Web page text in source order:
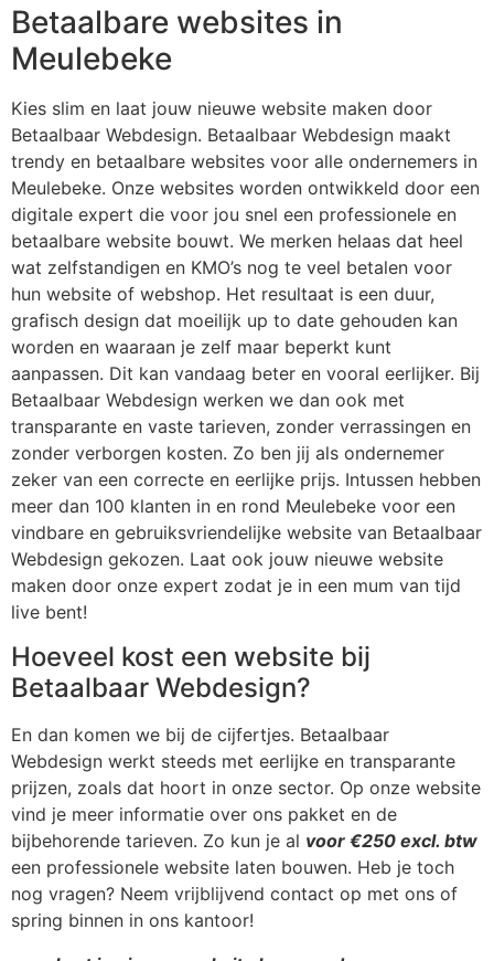
Betaalbare websites in
Meulebeke
Kies slim en laat jouw nieuwe website maken door
Betaalbaar Webdesign. Betaalbaar Webdesign maakt
trendy en betaalbare websites voor alle ondernemers in
Meulebeke. Onze websites worden ontwikkeld door een
digitale expert die voor jou snel een professionele en
betaalbare website bouwt. We merken helaas dat heel
wat zelfstandigen en KMO’s nog te veel betalen voor
hun website of webshop. Het resultaat is een duur,
grafisch design dat moeilijk up to date gehouden kan
worden en waaraan je zelf maar beperkt kunt
aanpassen. Dit kan vandaag beter en vooral eerlijker. Bij
Betaalbaar Webdesign werken we dan ook met
transparante en vaste tarieven, zonder verrassingen en
zonder verborgen kosten. Zo ben jij als ondernemer
zeker van een correcte en eerlijke prijs. Intussen hebben
meer dan 100 klanten in en rond Meulebeke voor een
vindbare en gebruiksvriendelijke website van Betaalbaar
Webdesign gekozen. Laat ook jouw nieuwe website
maken door onze expert zodat je in een mum van tijd
live bent!
Hoeveel kost een website bij
Betaalbaar Webdesign?
En dan komen we bij de cijfertjes. Betaalbaar
Webdesign werkt steeds met eerlijke en transparante
prijzen, zoals dat hoort in onze sector. Op onze website
vind je meer informatie over ons pakket en de
bijbehorende tarieven. Zo kun je al voor €250 excl. btw
een professionele website laten bouwen. Heb je toch
nog vragen? Neem vrijblijvend contact op met ons of
spring binnen in ons kantoor!